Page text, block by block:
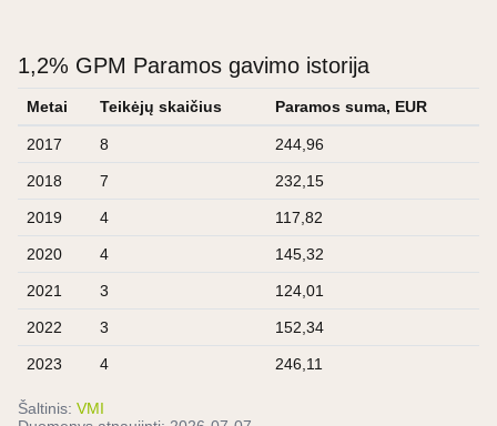
1,2% GPM Paramos gavimo istorija
Metai Teikėjų skaičius Paramos suma, EUR
2017 8 244,96
2018 7 232,15
2019 4 117,82
2020 4 145,32
2021 3 124,01
2022 3 152,34
2023 4 246,11
Šaltinis: VMI